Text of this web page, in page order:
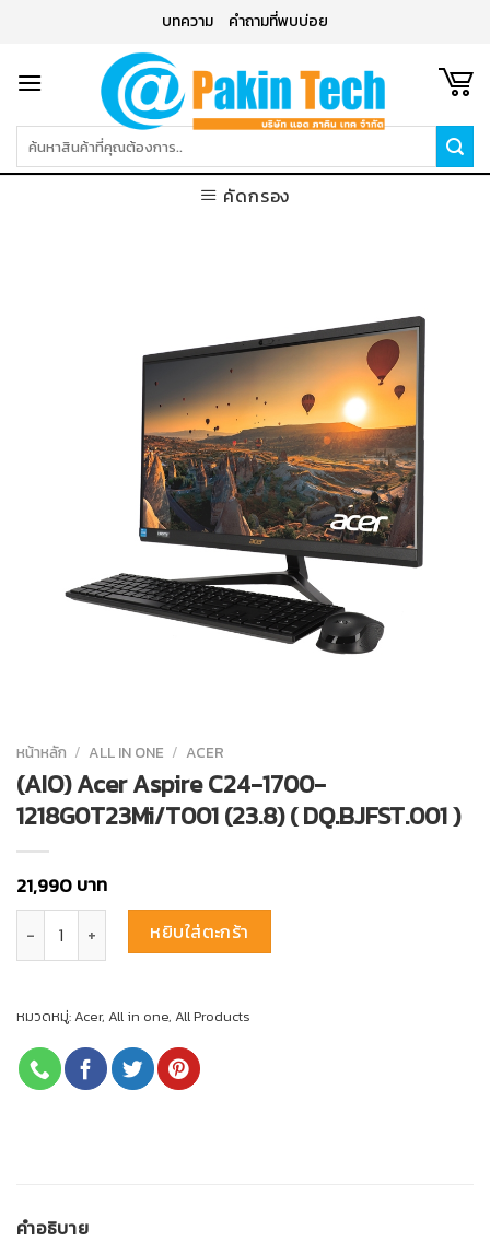
บทความ คำถามที่พบบ่อย
คัดกรอง
หน้าหลัก / ALL IN ONE / ACER
(AIO) Acer Aspire C24-1700-
1218G0T23Mi/T001 (23.8) ( DQ.BJFST.001 )
21,990บาท
จำนวน (AIO) Acer Aspire C24-1700-1218G0T23Mi/T001 (23.8) (
หยิบใส่ตะกร้า
หมวดหมู่:Acer, All in one, All Products
คำอธิบาย